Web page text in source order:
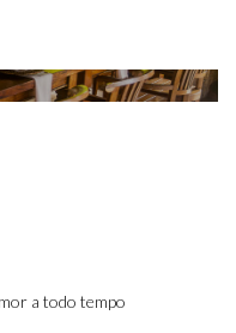
a todo tempo